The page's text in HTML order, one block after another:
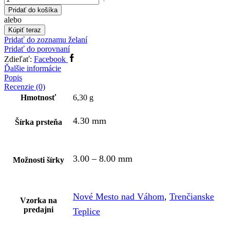
Pridať do košíka
alebo
Kúpiť teraz
Pridať do zoznamu želaní
Pridať do porovnaní
Zdieľať: Facebook
Ďalšie informácie
Popis
Recenzie (0)
Hmotnosť
6,30 g
Šírka prsteňa 4.30 mm
Možnosti šírky 3.00 – 8.00 mm
Vzorka na
predajni
Nové Mesto nad Váhom, Trenčianske
Teplice